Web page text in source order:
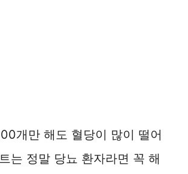
개만 해도 혈당이 많이 떨어
는 정말 당뇨 환자라면 꼭 해